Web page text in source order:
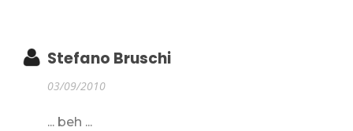
Stefano Bruschi
03/09/2010
... beh ...